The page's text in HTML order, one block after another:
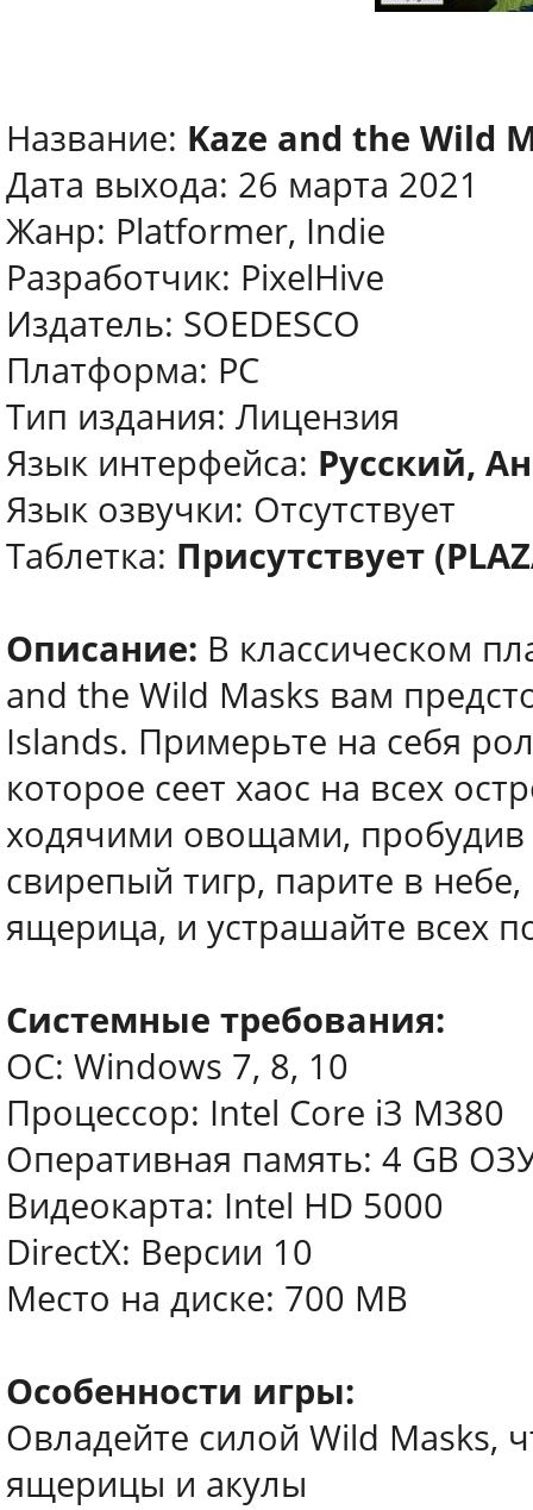
Название: Kaze and the Wild
Дата выхода: 26 марта 2021
Жанр: Platformer, Indie
Разработчик: PixelHive
Издатель: SOEDESCO
Платформа: PC
Тип издания: Лицензия
Язык интерфейса: Русский,
Язык озвучки: Отсутствует
Таблетка: Присутствует
Описание: В классическом
and the Wild Masks вам
Islands. Примерьте на себя
которое сеет хаос на всех
ходячими овощами, пробудив
свирепый тигр, парите в
ящерица, и устрашайте всех
Системные требования:
ОС: Windows 7, 8, 10
Процессор: Intel Core i3 M380
Оперативная память: 4 GB
Видеокарта: Intel HD 5000
DirectX: Версии 10
Место на диске: 700 MB
Особенности игры:
Овладейте силой Wild Masks,
ящерицы и акулы